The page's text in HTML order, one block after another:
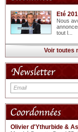
Eté
Nous
tout l...
Voir toutes
Olivier d'Ythurbide &